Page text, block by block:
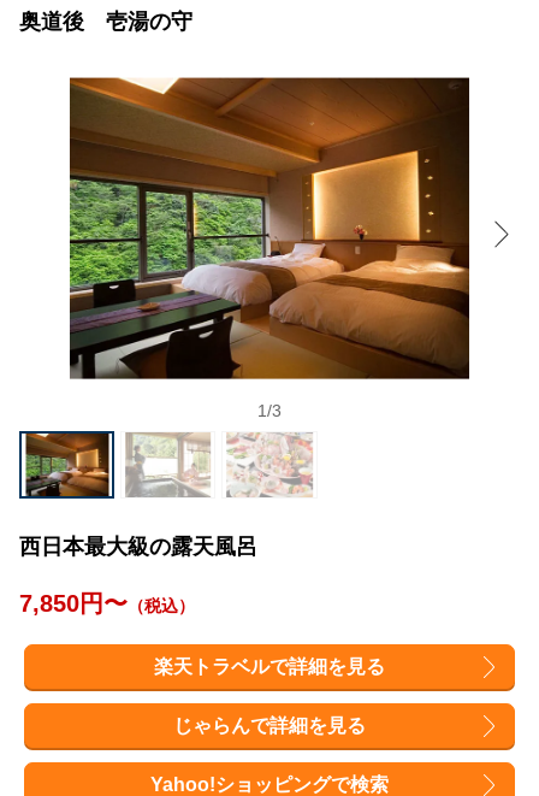
奥道後 壱湯の守
1/3
西日本最大級の露天風呂
7,850円〜 （税込）
楽天トラベルで詳細を見る
じゃらんで詳細を見る
Yahoo!ショッピングで検索